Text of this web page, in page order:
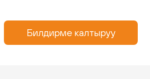
Билдирме калтыруу